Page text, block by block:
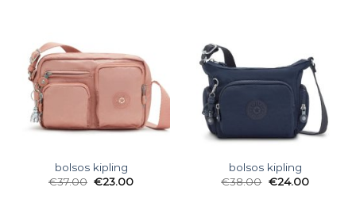
bolsos kipling
€37.00 €23.00
bolsos kipling
€38.00 €24.00